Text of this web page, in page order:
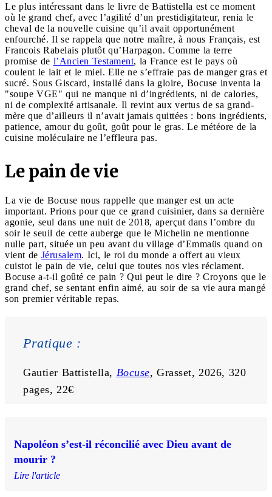
Le plus intéressant dans le livre de Battistella est ce moment
où le grand chef, avec l’agilité d’un prestidigitateur, renia le
cheval de la nouvelle cuisine qu’il avait opportunément
enfourché. Il se rappela que notre maître, à nous Français, est
Francois Rabelais plutôt qu’Harpagon. Comme la terre
promise de l’Ancien Testament, la France est le pays où
coulent le lait et le miel. Elle ne s’effraie pas de manger gras et
sucré. Sous Giscard, installé dans la gloire, Bocuse inventa la
"soupe VGE" qui ne manque ni d’ingrédients, ni de calories,
ni de complexité artisanale. Il revint aux vertus de sa grand-
mère que d’ailleurs il n’avait jamais quittées : bons ingrédients,
patience, amour du goût, goût pour le gras. Le météore de la
cuisine moléculaire ne l’effleura pas.
Le pain de vie
La vie de Bocuse nous rappelle que manger est un acte
important. Prions pour que ce grand cuisinier, dans sa dernière
agonie, seul dans une nuit de 2018, aperçut dans l’ombre du
soir le seuil de cette auberge que le Michelin ne mentionne
nulle part, située un peu avant du village d’Emmaüs quand on
vient de Jérusalem. Ici, le roi du monde a offert au vieux
cuistot le pain de vie, celui que toutes nos vies réclament.
Bocuse a-t-il goûté ce pain ? Qui peut le dire ? Croyons que le
grand chef, se sentant enfin aimé, au soir de sa vie aura mangé
son premier véritable repas.
Pratique :
Gautier Battistella, Bocuse, Grasset, 2026, 320
pages, 22€
Napoléon s’est-il réconcilié avec Dieu avant de
mourir ?
Lire l'article